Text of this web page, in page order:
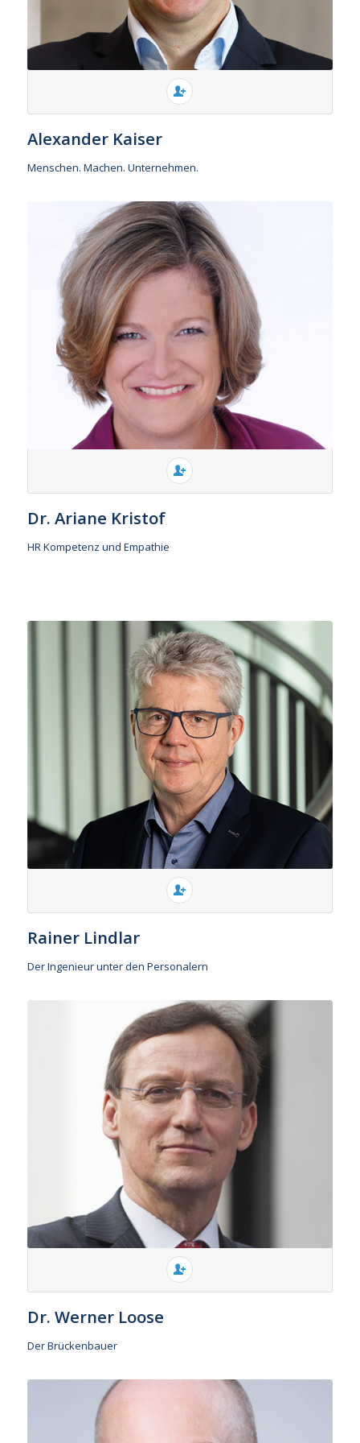
Alexander Kaiser
Menschen. Machen. Unternehmen.
Dr. Ariane Kristof
HR Kompetenz und Empathie
Rainer Lindlar
Der Ingenieur unter den Personalern
Dr. Werner Loose
Der Brückenbauer